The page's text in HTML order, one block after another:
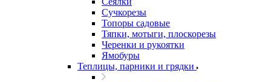
Сучкорезы
Топоры садовые
Тяпки, мотыги, плоскорезы
Черенки и рукоятки
Ямобуры
Теплицы, парники и грядки